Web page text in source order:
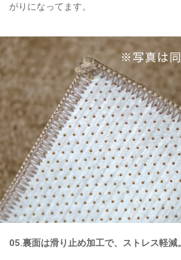
がりになってます。
05.裏面は滑り止め加工で、ストレス軽減。